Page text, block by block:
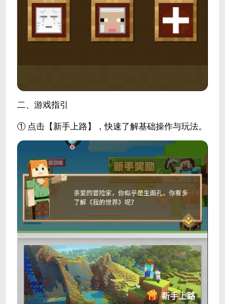
二、游戏指引
① 点击【新手上路】，快速了解基础操作与玩法。